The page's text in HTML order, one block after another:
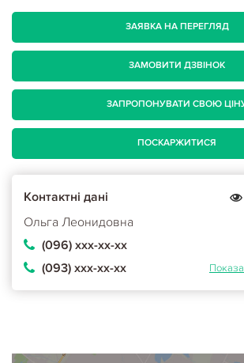
ЗАЯВКА НА ПЕРЕГЛЯД
ЗАМОВИТИ ДЗВІНОК
ЗАПРОПОНУВАТИ СВОЮ
ПОСКАРЖИТИСЯ
Контактні дані
Ольга Леонидовна
(096) ххх-хх-хх
(093) ххх-хх-хх